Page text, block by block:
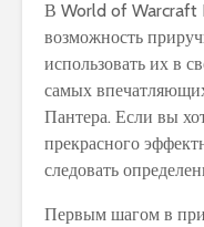
В World of Warcraft
возможность
использовать их в
самых
Пантера. Если вы
прекрасного
следовать
Первым шагом в